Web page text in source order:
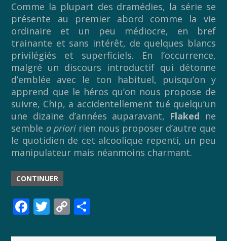
Comme la plupart des dramédies, la série se
présente au premier abord comme la vie
ordinaire et un peu médiocre, en bref
trainante et sans intérêt, de quelques blancs
privilégiés et superficiels. En l’occurrence,
malgré un discours introductif qui détonne
d’emblée avec le ton habituel, puisqu’on y
apprend que le héros qu’on nous propose de
suivre, Chip, a accidentellement tué quelqu’un
une dizaine d’années auparavant, Flaked ne
semble a prioririen nous proposer d’autre que
le quotidien de cet alcoolique repenti, un peu
manipulateur mais néanmoins charmant.
CONTINUER
F T C